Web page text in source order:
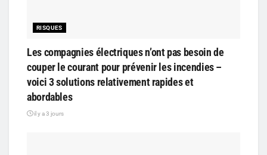
RISQUES
Les compagnies électriques n’ont pas besoin de
couper le courant pour prévenir les incendies –
voici 3 solutions relativement rapides et
abordables
il y a 3 jours